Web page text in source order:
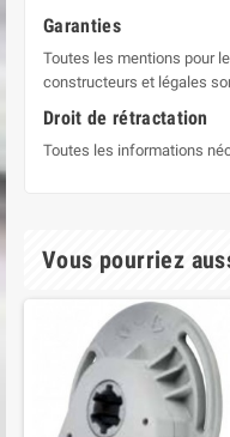
Garanties
Toutes les mentions pour
constructeurs et légales
Droit de rétractation
Toutes les informations
Vous pourriez